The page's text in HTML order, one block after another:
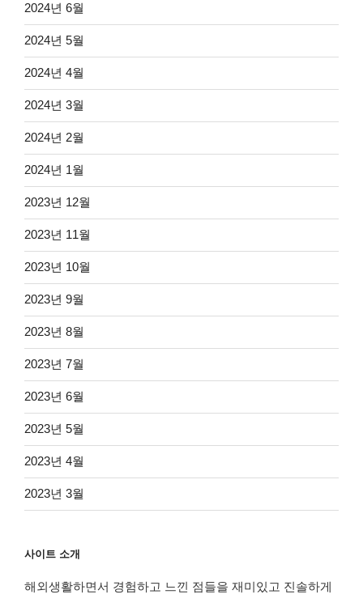
2024년 6월
2024년 5월
2024년 4월
2024년 3월
2024년 2월
2024년 1월
2023년 12월
2023년 11월
2023년 10월
2023년 9월
2023년 8월
2023년 7월
2023년 6월
2023년 5월
2023년 4월
2023년 3월
사이트 소개
해외생활하면서 경험하고 느낀 점들을 재미있고 진솔하게